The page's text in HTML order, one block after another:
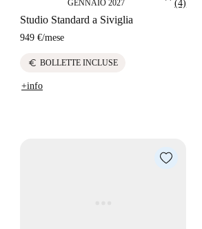
GENNAIO 2027
(4)
Studio Standard a Siviglia
949 €/mese
euro BOLLETTE INCLUSE
+info